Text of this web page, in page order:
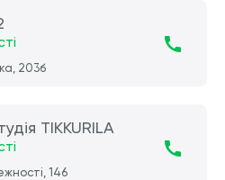
203б
TIKKURILA
146